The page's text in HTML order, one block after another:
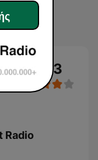
FM90.3
Radio